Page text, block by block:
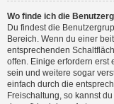
Wo finde ich die
Du findest die
Bereich. Wenn du einer
entsprechenden
offen. Einige erfordern erst
sein und weitere sogar
einfach durch die
Freischaltung, so kannst